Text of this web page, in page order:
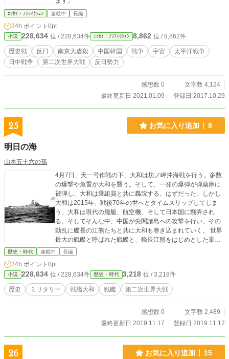
ｴｯｾｲ・ﾉﾝﾌｨｸｼｮﾝ 連載中 長編
24h.ポイント 0pt
小説 228,634 位 / 228,634件 ｴｯｾｲ・ﾉﾝﾌｨｸｼｮﾝ 8,862 位 / 8,862件
歴史戦 反日 南京大虐殺 中国韓国 戦争 宇宙
太平洋戦争
日中戦争
第二次世界大戦 反日勢力
感想数 0
文字数 4,124
最終更新日 2021.01.09
登録日 2017.10.29
25 お気に入り追加 8
明日の海
山本五十六の孫
4月7日、天一号作戦の下、大和は坊ノ岬沖海戦を行う。多数
の爆撃や魚雷が大和を襲う。そして、一発の爆弾が弾薬庫に
被弾し、大和は乗組員と共に轟沈する、はずだった。しかし
大和は2015年、戦後70年の世へとタイムスリップしてしま
う。大和は現代の艦艇、航空機、そして日本国に翻弄され
る。そしてそんな中、中国が尖閣諸島への攻撃を行い、その
動乱に艦長の江熊たちと共に大和も巻き込まれていく。 世界
最大の戦艦と呼ばれた戦艦と、艦長江熊をはじめとした乗組
員が現代と戦う、逆ジパング的なストーリー←これを言って
船務長 須田 航海長 嶋田 機関長 池田
歴史・時代 連載中 長編
24h.ポイント 0pt
小説 228,634 位 / 228,634件 歴史・時代 3,218 位 / 3,218件
歴史 ミリタリー 戦艦大和 戦艦 第二次世界大戦
感想数 0
文字数 2,489
最終更新日 2019.11.17
登録日 2019.11.17
26 お気に入り追加 15